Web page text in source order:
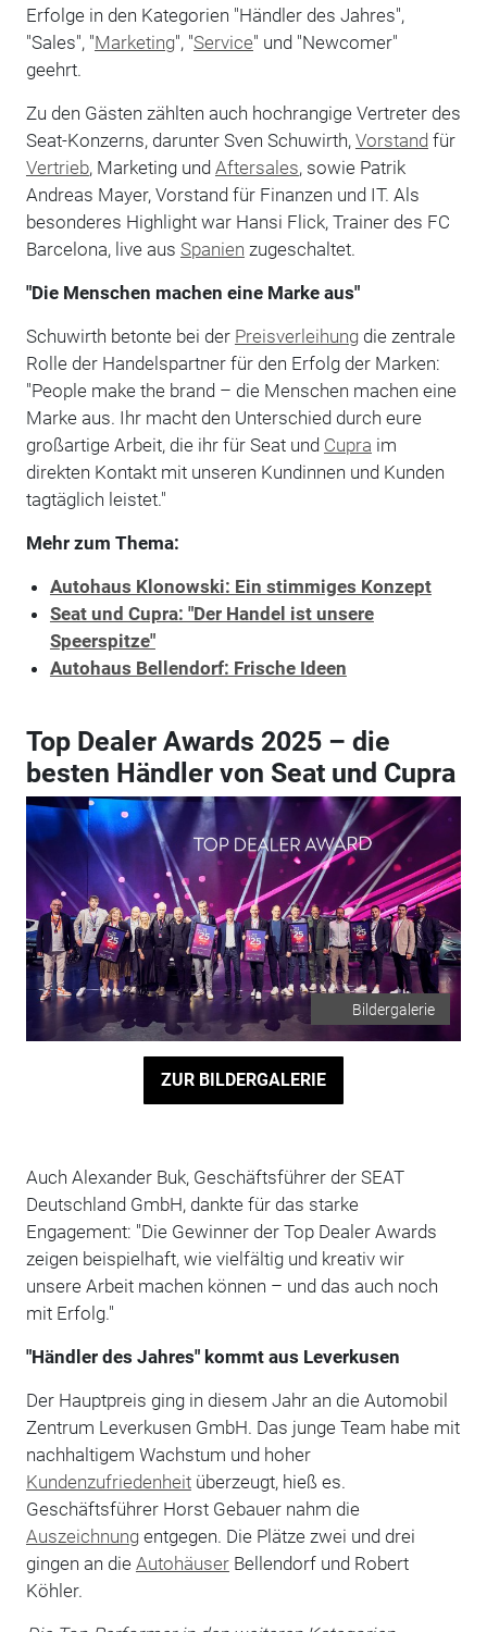
Erfolge in den Kategorien "Händler des Jahres",
"Sales", "Marketing", "Service" und "Newcomer"
geehrt.
Zu den Gästen zählten auch hochrangige Vertreter des
Seat-Konzerns, darunter Sven Schuwirth, Vorstand für
Vertrieb, Marketing und Aftersales, sowie Patrik
Andreas Mayer, Vorstand für Finanzen und IT. Als
besonderes Highlight war Hansi Flick, Trainer des FC
Barcelona, live aus Spanien zugeschaltet.
"Die Menschen machen eine Marke aus"
Schuwirth betonte bei der Preisverleihungdie zentrale
Rolle der Handelspartner für den Erfolg der Marken:
"People make the brand – die Menschen machen eine
Marke aus. Ihr macht den Unterschied durch eure
großartige Arbeit, die ihr für Seat und Cupra im
direkten Kontakt mit unseren Kundinnen und Kunden
tagtäglich leistet."
Mehr zum Thema:
Autohaus Klonowski: Ein stimmiges Konzept
Seat und Cupra: "Der Handel ist unsere
Speerspitze"
Autohaus Bellendorf: Frische Ideen
Top Dealer Awards 2025 – die
besten Händler von Seat und Cupra
Bildergalerie
ZUR BILDERGALERIE
Auch Alexander Buk, Geschäftsführer der SEAT
Deutschland GmbH, dankte für das starke
Engagement: "Die Gewinner der Top Dealer Awards
zeigen beispielhaft, wie vielfältig und kreativ wir
unsere Arbeit machen können – und das auch noch
mit Erfolg."
"Händler des Jahres" kommt aus Leverkusen
Der Hauptpreis ging in diesem Jahr an die Automobil
Zentrum Leverkusen GmbH. Das junge Team habe mit
nachhaltigem Wachstum und hoher
Kundenzufriedenheitüberzeugt, hieß es.
Geschäftsführer Horst Gebauer nahm die
Auszeichnungentgegen. Die Plätze zwei und drei
gingen an die AutohäuserBellendorf und Robert
Köhler.